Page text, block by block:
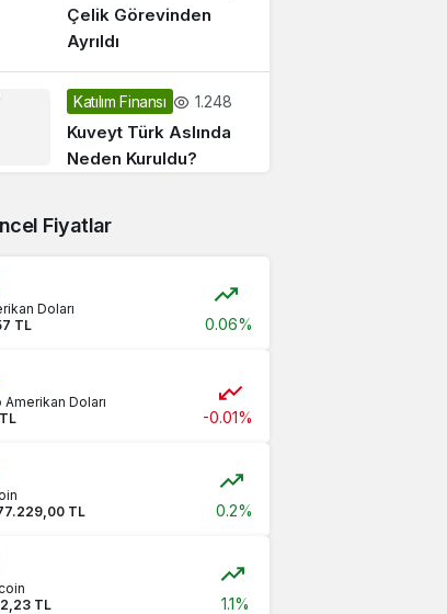
Çelik Görevinden
Ayrıldı
Katılım Finansı 1.248
Kuveyt Türk Aslında
Neden Kuruldu?
Fiyatlar
Doları
TL
0.06%
Amerikan Doları
-0.01%
TL
0.2%
TL
1.1%